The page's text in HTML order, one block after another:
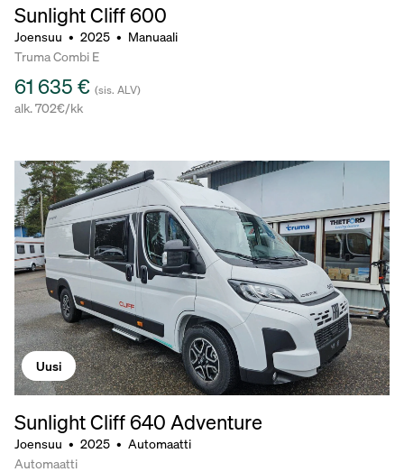
Sunlight Cliff 600
Joensuu • 2025 • Manuaali
Truma Combi E
61 635 € (sis. ALV)
alk. 702€/kk
Uusi
Sunlight Cliff 640 Adventure
Joensuu • 2025 • Automaatti
Automaatti